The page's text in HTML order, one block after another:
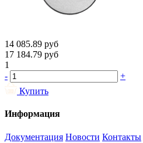
14 085.89 руб
17 184.79 руб
1
-
+
Купить
Информация
Документация Новости Контакты